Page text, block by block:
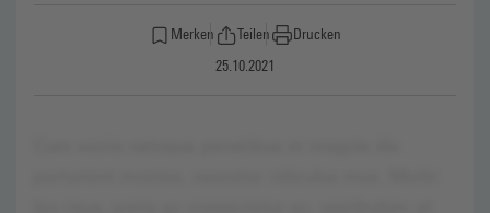
Merken Teilen
Drucken
25.10.2021